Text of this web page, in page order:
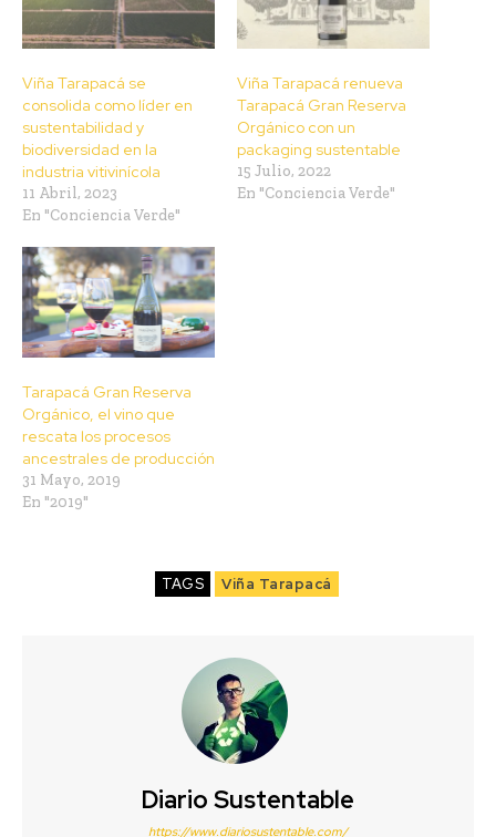
Viña Tarapacá se
consolida como líder en
sustentabilidad y
biodiversidad en la
industria vitivinícola
11 Abril, 2023
En "Conciencia Verde"
Viña Tarapacá renueva
Tarapacá Gran Reserva
Orgánico con un
packaging sustentable
15 Julio, 2022
En "Conciencia Verde"
Tarapacá Gran Reserva
Orgánico, el vino que
rescata los procesos
ancestrales de producción
31 Mayo, 2019
En "2019"
TAGS Viña Tarapacá
Diario Sustentable
https://www.diariosustentable.com/